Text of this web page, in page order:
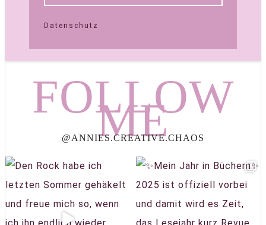
Datenschutz
FOLLOW
ME
@ANNIES.CREATIVE.CHAOS